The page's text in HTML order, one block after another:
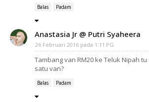
Balas Padam
Anastasia Jr @ Putri Syaheera
26 Februari 2016 pada 1:11 PG
Tambang van RM20 ke Teluk Nipah
satu van?
Balas Padam